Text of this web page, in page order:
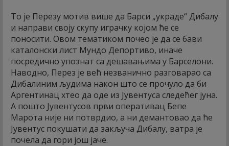
То је Перезу мотив више да Барси „украде“ Дибалу
и направи своју скупу играчку којом ће се
поносити. Овом тематиком почео је да се бави
каталонски лист Мундо Депортиво, иначе
посредично упознат са дешавањима у Барселони.
Наводно, Перез је већ незванично разговарао са
Дибалиним људима након што се прочуло да би
Аргентинац хтео да оде из Јувентуса следећег јуна.
А пошто Јувентусов први оперативац Бепе
Марота није ни потврдио, а ни демантовао да ће
Јувентус покушати да закључа Дибалу, ватра је
почела да гори још јаче.